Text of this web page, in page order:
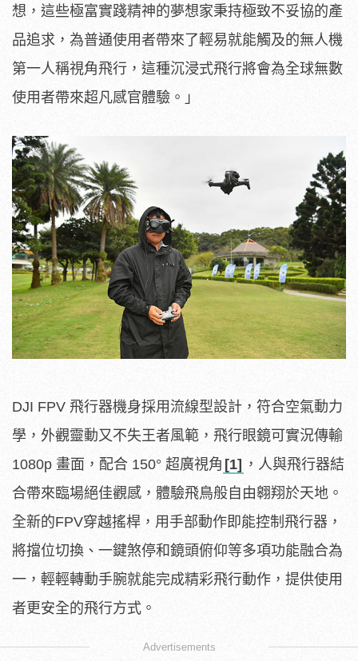
想，這些極富實踐精神的夢想家秉持極致不妥協的產
品追求，為普通使用者帶來了輕易就能觸及的無人機
第一人稱視角飛行，這種沉浸式飛行將會為全球無數
使用者帶來超凡感官體驗。」
DJI FPV 飛行器機身採用流線型設計，符合空氣動力
學，外觀靈動又不失王者風範，飛行眼鏡可實況傳輸
1080p 畫面，配合 150° 超廣視角 [1] ，人與飛行器結
合帶來臨場絕佳觀感，體驗飛鳥般自由翱翔於天地。
全新的FPV穿越搖桿，用手部動作即能控制飛行器，
將擋位切換、一鍵煞停和鏡頭俯仰等多項功能融合為
一，輕輕轉動手腕就能完成精彩飛行動作，提供使用
者更安全的飛行方式。
Advertisements